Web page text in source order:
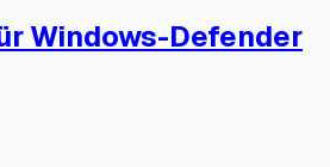
Windows-Defender